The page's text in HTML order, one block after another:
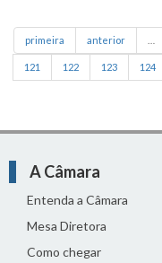
primeira anterior
121 122 123 124
A Câmara
Entenda a Câmara
Mesa Diretora
Como chegar